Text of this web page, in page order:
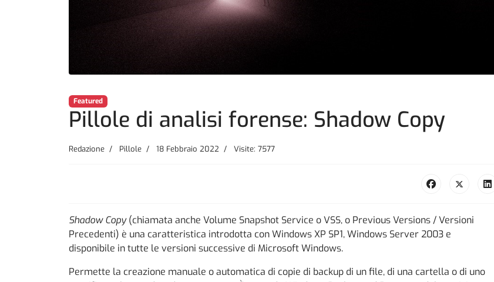
Featured
Pillole di analisi forense: Shadow Copy
Redazione Pillole 18 Febbraio 2022 Visite: 7577
Shadow Copy(chiamata anche Volume Snapshot Service o VSS, o Previous Versions / Versioni
Precedenti) è una caratteristica introdotta con Windows XP SP1, Windows Server 2003 e
disponibile in tutte le versioni successive di Microsoft Windows.
Permette la creazione manuale o automatica di copie di backup di un file, di una cartella o di uno